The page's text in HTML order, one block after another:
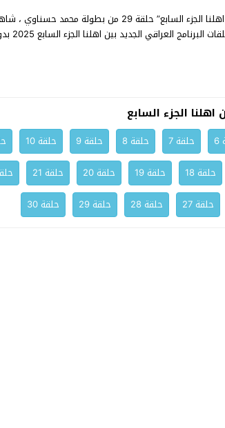
برنامج بين
اهلنا الجزء السابع
حلقة 7 حلقة 8 حلقة 9 حلقة 10
حلقة 18 حلقة 19 حلقة 20 حلقة 21
حلقة 27 حلقة 28 حلقة 29 حلقة 30